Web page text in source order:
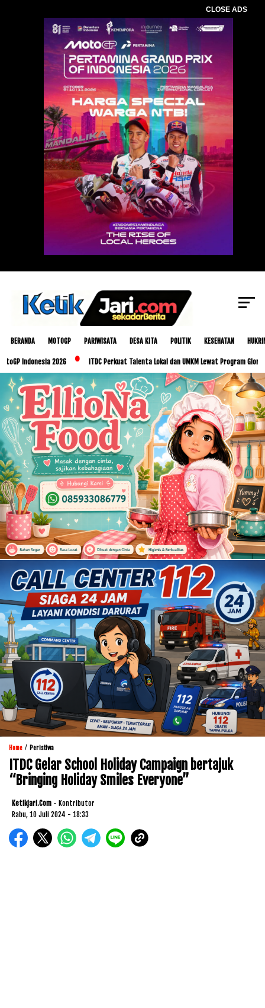
CLOSE ADS
BERANDA MOTOGP PARIWISATA DESA KITA POLITIK KESEHATAN
2026 ITDC Perkuat Talenta Lokal dan UMKM Lewat Program Glorious Golo
Home / Peristiwa
ITDC Gelar School Holiday Campaign bertajuk
“Bringing Holiday Smiles Everyone”
Ketikjari.com - Kontributor
Rabu, 10 Juli 2024 - 18:33